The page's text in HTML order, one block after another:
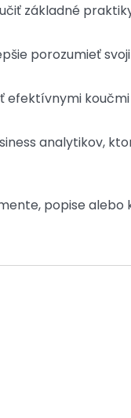
základné
porozumieť
efektívnymi
analytikov,
popise